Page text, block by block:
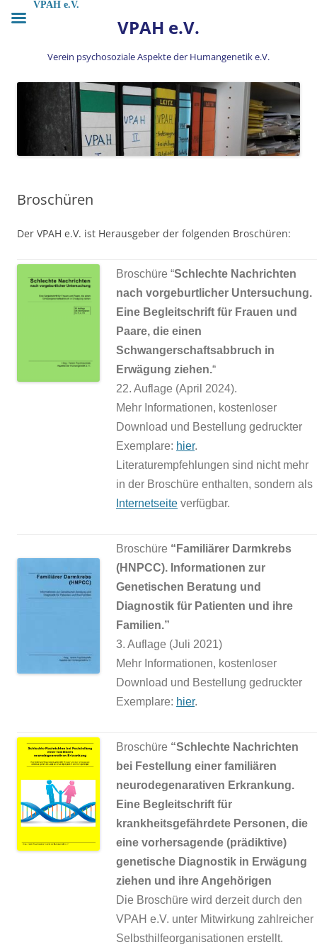
Zum
Inhalt
springen VPAH e.V.
Verein psychosoziale Aspekte der Humangenetik e.V.
Broschüren
Der VPAH e.V. ist Herausgeber der folgenden Broschüren:
Broschüre “Schlechte Nachrichten
nach vorgeburtlicher Untersuchung.
Eine Begleitschrift für Frauen und
Paare, die einen
Schwangerschaftsabbruch in
Erwägung ziehen.“
22. Auflage (April 2024).
Mehr Informationen, kostenloser
Download und Bestellung gedruckter
Exemplare: hier.
Literaturempfehlungen sind nicht mehr
in der Broschüre enthalten, sondern als
Internetseite verfügbar.
Broschüre “Familiärer Darmkrebs
(HNPCC). Informationen zur
Genetischen Beratung und
Diagnostik für Patienten und ihre
Familien.”
3. Auflage (Juli 2021)
Mehr Informationen, kostenloser
Download und Bestellung gedruckter
Exemplare: hier.
Broschüre “Schlechte Nachrichten
bei Festellung einer familiären
neurodegenarativen Erkrankung.
Eine Begleitschrift für
krankheitsgefährdete Personen, die
eine vorhersagende (prädiktive)
genetische Diagnostik in Erwägung
ziehen und ihre Angehörigen
Die Broschüre wird derzeit durch den
VPAH e.V. unter Mitwirkung zahlreicher
Selbsthilfeorganisationen erstellt.
VPAH e.V.